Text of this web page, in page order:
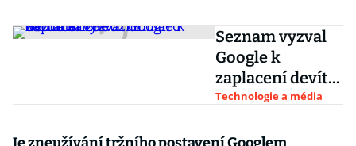
Seznam vyzval
Google k
zaplacení devíti
miliard korun za
dominance
Technologie a média